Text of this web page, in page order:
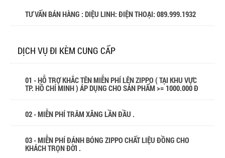
TƯ VẤN BÁN HÀNG : DIỆU LINH: ĐIỆN THOẠI: 089.999.1932
DỊCH VỤ ĐI KÈM CUNG CẤP
01 - HỖ TRỢ KHẮC TÊN MIỄN PHÍ LÊN ZIPPO ( TẠI KHU VỰC
TP. HỒ CHÍ MINH ) ÁP DỤNG CHO SẢN PHẨM >= 1000.000 Đ
02 - MIỄN PHÍ TRÂM XĂNG LẦN ĐẦU .
03 - MIỄN PHÍ ĐÁNH BÓNG ZIPPO CHẤT LIỆU ĐỒNG CHO
KHÁCH TRỌN ĐỜI .